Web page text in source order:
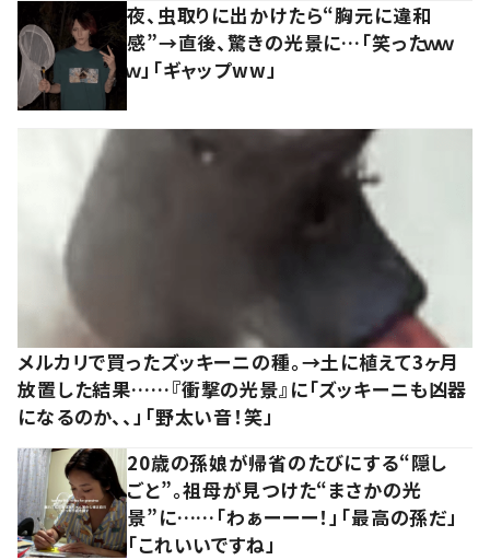
夜、虫取りに出かけたら“胸元に違和
感”→直後、驚きの光景に…「笑ったｗｗ
ｗ」「ギャップww」
メルカリで買ったズッキーニの種。→土に植えて3ヶ月
放置した結果……『衝撃の光景』に「ズッキーニも凶器
になるのか、、」「野太い音！笑」
20歳の孫娘が帰省のたびにする“隠し
ごと”。祖母が見つけた“まさかの光
景”に……「わぁーーー！」「最高の孫だ」
「これいいですね」